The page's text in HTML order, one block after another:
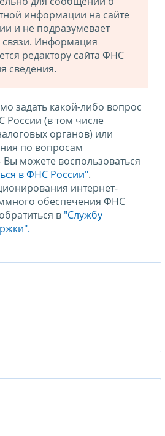
информации на сайте
и не подразумевает
связи. Информация
редактору сайта ФНС
сведения.
задать какой-либо вопрос
России (в том числе
органов) или
по вопросам
можете воспользоваться
в ФНС России".
интернет-
обеспечения ФНС
в "Службу